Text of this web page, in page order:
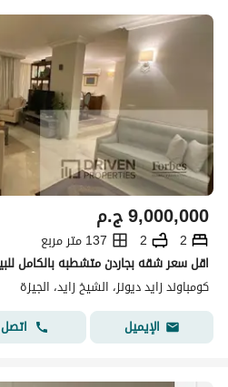
ج.م9,000,000
2
2
137 متر مربع
كومباوند زايد ديونز، الشيخ زايد، الجيزة
الإيميل
اتصل